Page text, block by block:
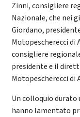
Zinni, consigliere
Nazionale, che nei
Giordano,
Motopescherecci di
consigliere
presidente e il
Motopescherecci di
Un colloquio durato
hanno lamentato